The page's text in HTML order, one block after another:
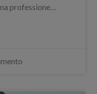
professione…